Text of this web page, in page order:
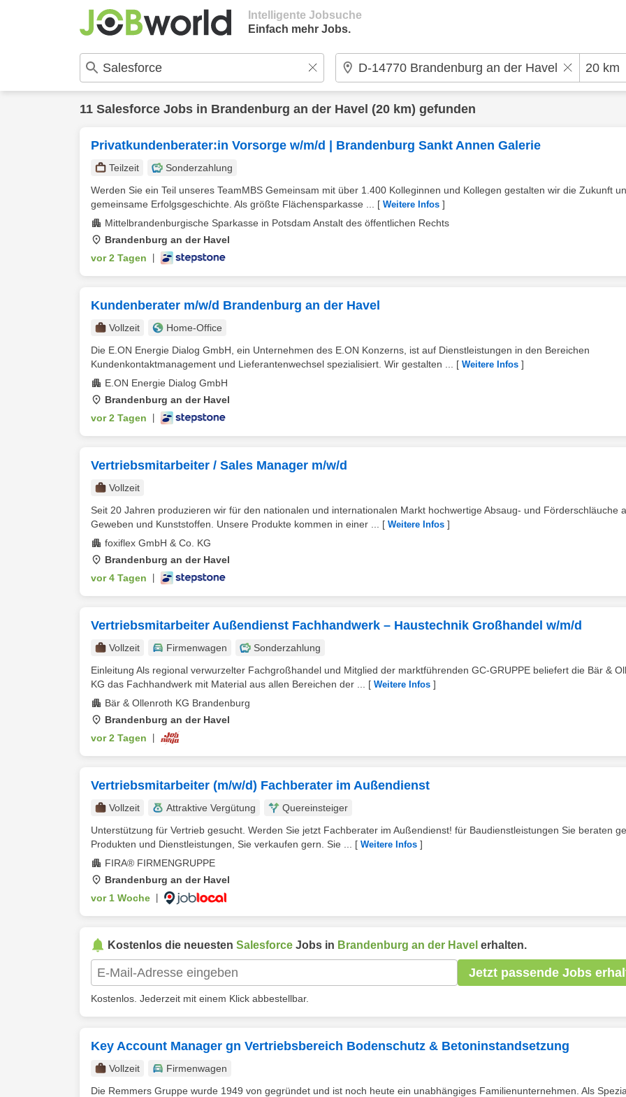
Intelligente Jobsuche
Einfach mehr Jobs.
11 Salesforce Jobs in Brandenburg an der Havel (20 km) gefunden
Privatkundenberater:in Vorsorge w/m/d | Brandenburg Sankt Annen Galerie
Teilzeit
Sonderzahlung
Werden Sie ein Teil unseres TeamMBS Gemeinsam mit über 1.400 Kolleginnen und Kollegen gestalten wir die Zukunft
gemeinsame Erfolgsgeschichte. Als größte Flächensparkasse ...
[ Weitere Infos ]
Mittelbrandenburgische Sparkasse in Potsdam Anstalt des öffentlichen Rechts
Brandenburg an der Havel
vor 2 Tagen
Kundenberater m/w/d Brandenburg an der Havel
Vollzeit
Home-Office
Die E.ON Energie Dialog GmbH, ein Unternehmen des E.ON Konzerns, ist auf Dienstleistungen in den Bereichen
Kundenkontaktmanagement und Lieferantenwechsel spezialisiert. Wir gestalten ...
[ Weitere Infos ]
E.ON Energie Dialog GmbH
Brandenburg an der Havel
vor 2 Tagen
Vertriebsmitarbeiter / Sales Manager m/w/d
Vollzeit
Seit 20 Jahren produzieren wir für den nationalen und internationalen Markt hochwertige Absaug- und Förderschläuche
Geweben und Kunststoffen. Unsere Produkte kommen in einer ...
[ Weitere Infos ]
foxiflex GmbH & Co. KG
Brandenburg an der Havel
vor 4 Tagen
Vertriebsmitarbeiter Außendienst Fachhandwerk – Haustechnik Großhandel w/m/d
Vollzeit Firmenwagen
Sonderzahlung
Einleitung Als regional verwurzelter Fachgroßhandel und Mitglied der marktführenden GC-GRUPPE beliefert die Bär &
KG das Fachhandwerk mit Material aus allen Bereichen der ...
[ Weitere Infos ]
Bär & Ollenroth KG Brandenburg
Brandenburg an der Havel
vor 2 Tagen
Vertriebsmitarbeiter (m/w/d) Fachberater im Außendienst
Vollzeit Attraktive Vergütung
Quereinsteiger
Unterstützung für Vertrieb gesucht. Werden Sie jetzt Fachberater im Außendienst! für Baudienstleistungen Sie beraten
Produkten und Dienstleistungen, Sie verkaufen gern. Sie ...
[ Weitere Infos ]
FIRA® FIRMENGRUPPE
Brandenburg an der Havel
vor 1 Woche
Kostenlos die neuesten Salesforce Jobs in Brandenburg an der Havel erhalten.
Jetzt passende Jobs
Kostenlos. Jederzeit mit einem Klick abbestellbar.
Key Account Manager gn Vertriebsbereich Bodenschutz & Betoninstandsetzung
Vollzeit
Firmenwagen
Die Remmers Gruppe wurde 1949 von gegründet und ist noch heute ein unabhängiges Familienunternehmen. Als